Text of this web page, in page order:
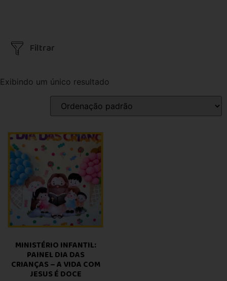
Filtrar
Exibindo um único resultado
MINISTÉRIO INFANTIL:
PAINEL DIA DAS
CRIANÇAS – A VIDA COM
JESUS É DOCE